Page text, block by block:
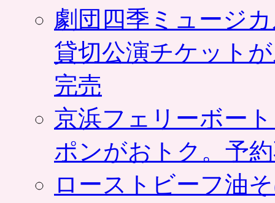
劇団四季ミュージ
貸切公演チケット
完売
京浜フェリーボー
ポンがおトク。予
ローストビーフ油